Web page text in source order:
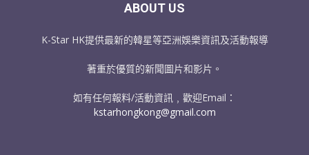
ABOUT US
K-Star HK提供最新的韓星等亞洲娛樂資訊及活動報導
著重於優質的新聞圖片和影片。
如有任何報料/活動資訊﹐歡迎Email：
kstarhongkong@gmail.com